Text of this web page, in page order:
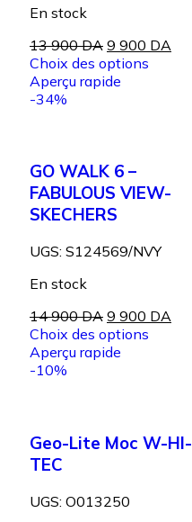
En stock
13 900DA 9 900 DA
Choix des options
Aperçu rapide
-34%
GO WALK 6 –
FABULOUS VIEW-
SKECHERS
UGS: S124569/NVY
En stock
14 900DA 9 900 DA
Choix des options
Aperçu rapide
-10%
Geo-Lite Moc W-HI-
TEC
UGS: O013250